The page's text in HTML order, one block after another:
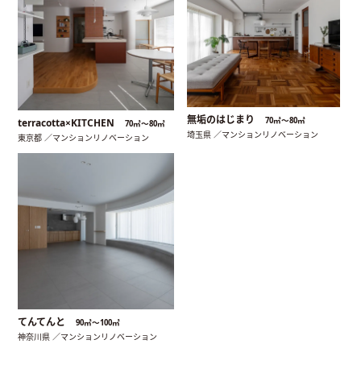
terracotta×KITCHEN 70㎡〜80㎡
東京都 ／マンションリノベーション
無垢のはじまり 70㎡〜80㎡
埼玉県 ／マンションリノベーション
てんてんと 90㎡〜100㎡
神奈川県 ／マンションリノベーション